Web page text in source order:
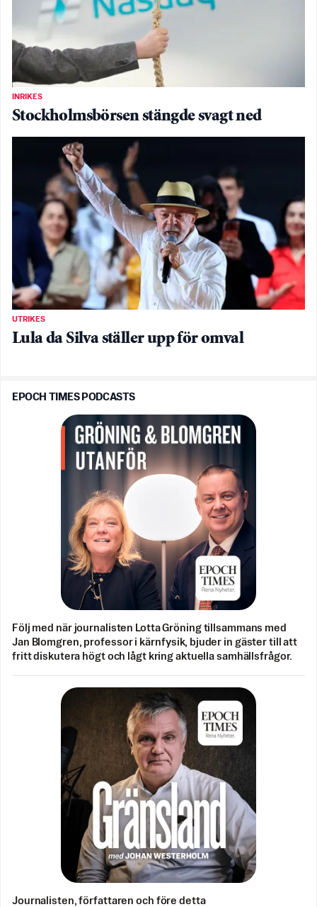
INRIKES
Stockholmsbörsen stängde svagt ned
UTRIKES
Lula da Silva ställer upp för omval
EPOCH TIMES PODCASTS
Följ med när journalisten Lotta Gröning tillsammans med
Jan Blomgren, professor i kärnfysik, bjuder in gäster till att
fritt diskutera högt och lågt kring aktuella samhällsfrågor.
Journalisten, författaren och före detta